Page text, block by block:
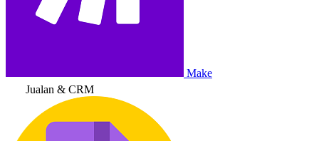
Make
Jualan & CRM